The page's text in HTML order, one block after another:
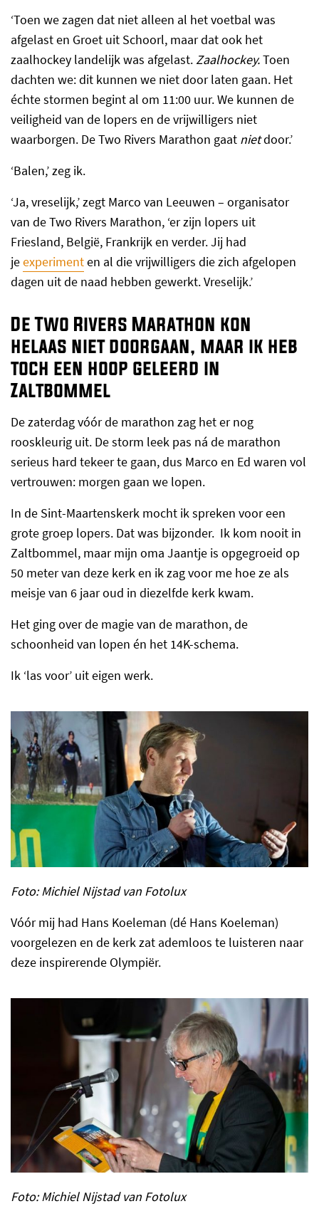
‘Toen we zagen dat niet alleen al het voetbal was
afgelast en Groet uit Schoorl, maar dat ook het
zaalhockey landelijk was afgelast. Zaalhockey.Toen
dachten we: dit kunnen we niet door laten gaan. Het
échte stormen begint al om 11:00 uur. We kunnen de
veiligheid van de lopers en de vrijwilligers niet
waarborgen. De Two Rivers Marathon gaat nietdoor.’
‘Balen,’ zeg ik.
‘Ja, vreselijk,’ zegt Marco van Leeuwen – organisator
van de Two Rivers Marathon, ‘er zijn lopers uit
Friesland, België, Frankrijk en verder. Jij had
jeexperimenten al die vrijwilligers die zich afgelopen
dagen uit de naad hebben gewerkt. Vreselijk.’
De Two Rivers Marathon kon
helaas niet doorgaan, maar ik heb
toch een hoop geleerd in
Zaltbommel
De zaterdag vóór de marathon zag het er nog
rooskleurig uit. De storm leek pas ná de marathon
serieus hard tekeer te gaan, dus Marco en Ed waren vol
vertrouwen: morgen gaan we lopen.
In de Sint-Maartenskerk mocht ik spreken voor een
grote groep lopers. Dat was bijzonder. Ik kom nooit in
Zaltbommel, maar mijn oma Jaantje is opgegroeid op
50 meter van deze kerk en ik zag voor me hoe ze als
meisje van 6 jaar oud in diezelfde kerk kwam.
Het ging over de magie van de marathon, de
schoonheid van lopen én het 14K-schema.
Ik ‘las voor’ uit eigen werk.
Foto: Michiel Nijstad van Fotolux
Vóór mij had Hans Koeleman (dé Hans Koeleman)
voorgelezen en de kerk zat ademloos te luisteren naar
deze inspirerende Olympiër.
Foto: Michiel Nijstad van Fotolux